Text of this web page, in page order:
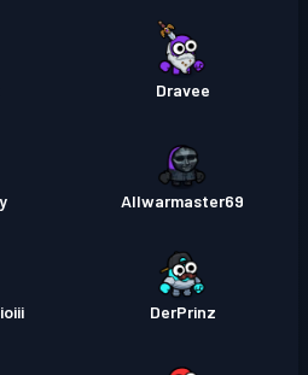
Dravee
Allwarmaster69
DerPrinz